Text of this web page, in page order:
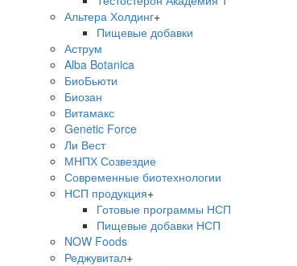
Альтера Холдинг+
Пищевые добавки
Аструм
Alba Botanica
БиоБьюти
Биозан
Витамакс
Genetic Force
Ли Вест
МНПХ Созвездие
Современные биотехнологии
НСП продукция+
Готовые программы НСП
Пищевые добавки НСП
NOW Foods
Реджувитал+